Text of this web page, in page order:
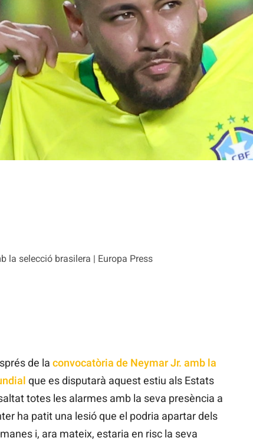
la selecció brasilera | Europa Press
de la convocatòria de Neymar Jr. amb la
que es disputarà aquest estiu als Estats
totes les alarmes amb la seva presència a
ha patit una lesió que el podria apartar dels
i, ara mateix, estaria en risc la seva